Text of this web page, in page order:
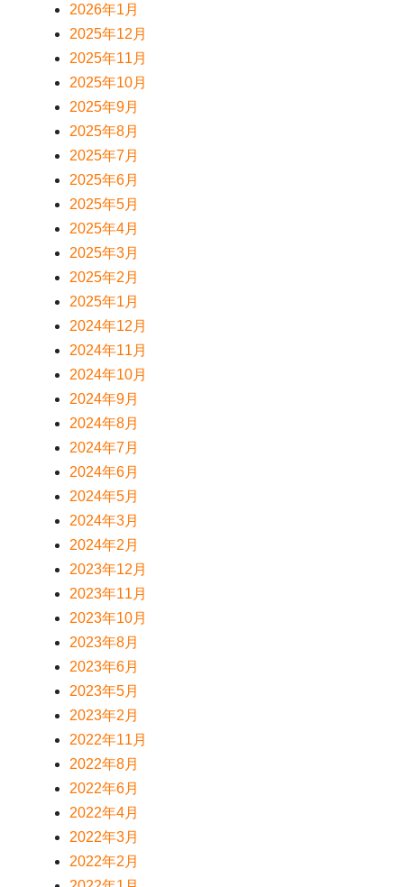
2026年1月
2025年12月
2025年11月
2025年10月
2025年9月
2025年8月
2025年7月
2025年6月
2025年5月
2025年4月
2025年3月
2025年2月
2025年1月
2024年12月
2024年11月
2024年10月
2024年9月
2024年8月
2024年7月
2024年6月
2024年5月
2024年3月
2024年2月
2023年12月
2023年11月
2023年10月
2023年8月
2023年6月
2023年5月
2023年2月
2022年11月
2022年8月
2022年6月
2022年4月
2022年3月
2022年2月